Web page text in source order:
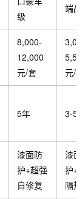
级
端
8,000-
12,000
元/套
元/
5年 3-5
漆面防
护+超强
自修复
漆
护+
隔热